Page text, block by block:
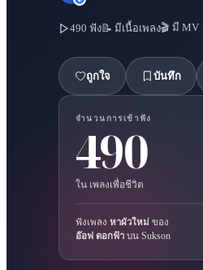
490 ฟัง📝 มีเนื้อเพลง🎬 มี MV
ถูกใจ บันทึก
จำนวนการเข้าฟัง
490
ใน เพลงเพื่อชีวิต
ฟังเพลง หาผัวใหม่ ของ
อ๊อฟ ดอกฟ้า บน Sukson